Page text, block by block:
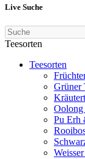
Live Suche
Teesorten
Teesorten
Grüner
Oolong
Pu Erh